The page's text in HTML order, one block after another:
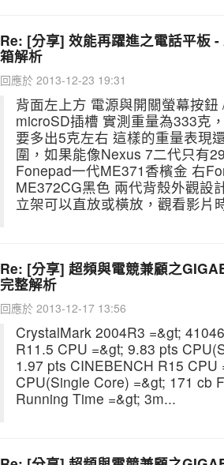
Re: [分享] 效能再躍進之電話平板
箱解析
回應於 2013-12-23 19:31
背面左上方 電源與開關螢幕按
microSD插槽 實測重量為333克
要多出5克左右 這樣的重量表現
圍，如果能像Nexus 7二代只有
Fonepad一代ME371香檳金 右
ME372CG黑色 兩代背殼外觀設
立架可以直放或橫放，觀看影片
Re: [分享] 超頻與電競兼顧之
完整解析
回應於 2013-12-17 13:56
CrystalMark 2004R3 =&gt;
R11.5 CPU =&gt; 9.83 pts
1.97 pts CINEBENCH R15 CPU
CPU(Single Core) =&gt; 171 cb
Running Time =&gt; 3m...